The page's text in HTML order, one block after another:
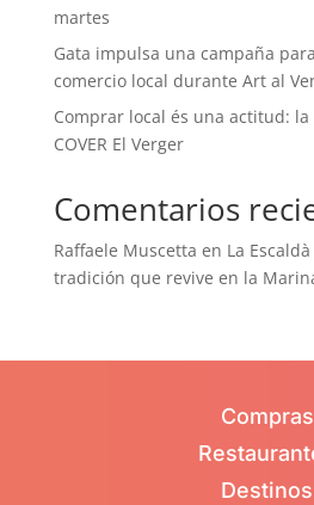
martes
Gata impulsa una campaña
comercio local durante Art al
Comprar local és una actitud:
COVER El Verger
Comentarios
Raffaele Muscetta en La
tradición que revive en la
Compras
Destinos